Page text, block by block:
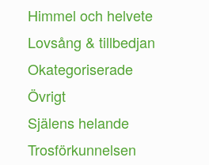
Himmel och helvete
Lovsång & tillbedjan
Okategoriserade
Övrigt
Själens helande
Trosförkunnelsen